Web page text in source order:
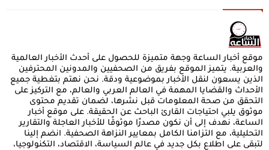
موقع أخبار الساعة وجهة متميزة للحصول على أحدث الأخبار العالمية
والعربية. يتميز الموقع بفريق من الصحفيين والمدونين المحترفين
الذين يسعون لنقل الأخبار بموضوعية ودقة. نحن نهتم بتغطية جميع
الأحداث والقضايا المهمة في العالم العربي والعالم، مع التركيز على
التحقق من صحة المعلومات قبل نشرها، لضمان تقديم محتوى
موثوق يلبي احتياجات القارئ الباحث عن الحقيقة. على موقع أخبار
الساعة، نهدف إلى أن نكون مصدرًا موثوقًا للأخبار العاجلة والتقارير
التحليلية، مع التزامنا الكامل بمعايير النزاهة الصحفية. انضم إلينا
لتبقى على اطلاع بكل جديد في عالم السياسة، الاقتصاد، التكنولوجيا،